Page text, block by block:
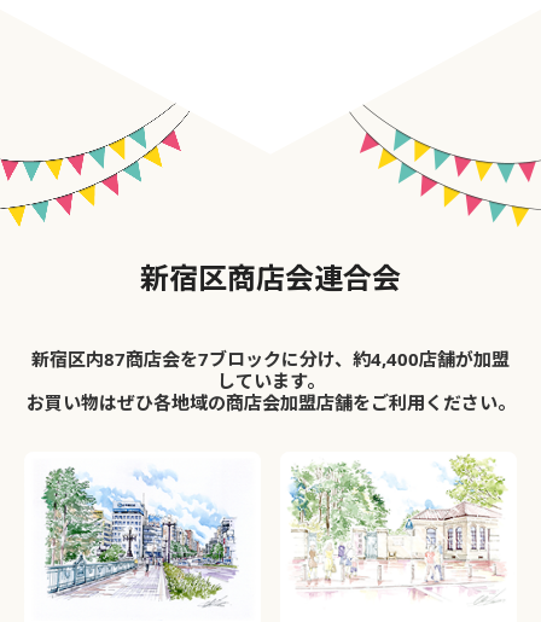
新宿区商店会連合会
新宿区内87商店会を7ブロックに分け、約4,400店舗が加盟
しています。
お買い物はぜひ各地域の商店会加盟店舗をご利用ください。